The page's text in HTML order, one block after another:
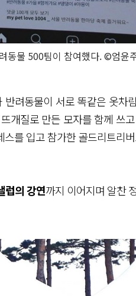
동물 500팀이 참여했다. ©엄윤
반려동물이 서로 똑같은 옷차
개질로 만든 모자를 함께 쓰
를 입고 참가한 골드리트리
럽의 강연까지 이어지며 알찬